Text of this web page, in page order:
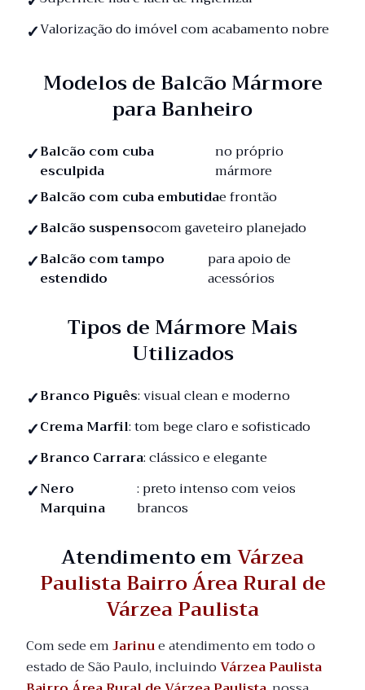
Valorização do imóvel com acabamento nobre
Modelos de Balcão Mármore
para Banheiro
Balcão com cuba
esculpida
no próprio
mármore
Balcão com cuba embutidae frontão
Balcão suspensocom gaveteiro planejado
Balcão com tampo
estendido
para apoio de
acessórios
Tipos de Mármore Mais
Utilizados
Branco Piguês: visual clean e moderno
Crema Marfil: tom bege claro e sofisticado
Branco Carrara: clássico e elegante
Nero
Marquina
: preto intenso com veios
brancos
Atendimento emVárzea
Paulista Bairro Área Rural de
Várzea Paulista
Com sede emJarinue atendimento em todo o
estado de São Paulo, incluindoVárzea Paulista